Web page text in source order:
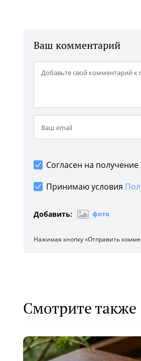
Ваш комментарий
Согласен на получение
Принимаю условия
Добавить: фото
Нажимая кнопку «Отправить
Смотрите